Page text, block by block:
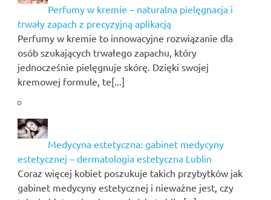
Perfumy w kremie – naturalna pielęgnacja i
trwały zapach z precyzyjną aplikacją
Perfumy w kremie to innowacyjne rozwiązanie dla
osób szukających trwałego zapachu, który
jednocześnie pielęgnuje skórę. Dzięki swojej
kremowej formule, te[...]
Medycyna estetyczna: gabinet medycyny
estetycznej – dermatologia estetyczna Lublin
Coraz więcej kobiet poszukuje takich przybytków jak
gabinet medycyny estetycznej i nieważne jest, czy